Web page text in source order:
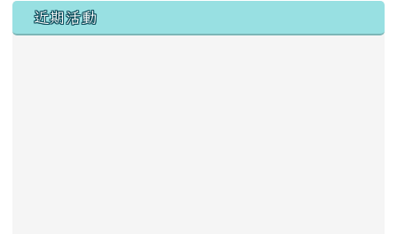
左邊區域內容
近期活動